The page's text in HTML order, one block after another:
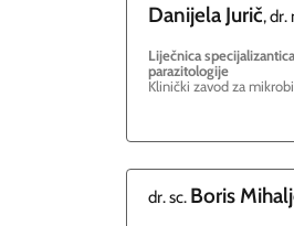
Danijela Jurič, dr.
Liječnica
parazitologije
Klinički zavod za
dr. sc. Boris